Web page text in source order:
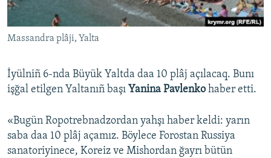
Русский
Українською
RFE/RS bütün saytları
Massandra plâji, Yalta
İyülniñ 6-nda Büyük Yaltda daa 10 plâj açılacaq. Bunı
işğal etilgen Yaltanıñ başı Yanina Pavlenko haber etti. ​
«Bugün Ropotrebnadzordan yahşı haber keldi: yarın
saba daa 10 plâj açamız. Böylece Forostan Russiya
sanatoriyinece, Koreiz ve Mishordan ğayrı bütün